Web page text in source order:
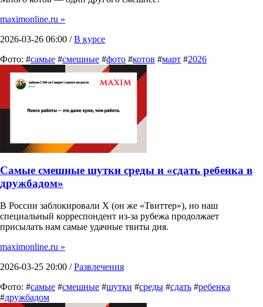
maximonline.ru »
2026-03-26 06:00 /В курсе
Фото: #самые #смешные #фото #котов #март #2026
Самые смешные шутки среды и «сдать ребенка в
дружбадом»
В России заблокировали X (он же «Твиттер»), но наш
специальный корреспондент из-за рубежа продолжает
присылать нам самые удачные твиты дня.
maximonline.ru »
2026-03-25 20:00 /Развлечения
Фото: #самые #смешные #шутки #среды #сдать #ребенка
#дружбадом